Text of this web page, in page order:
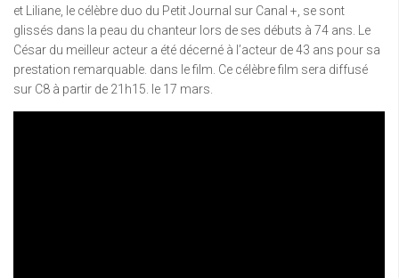
et Liliane, le célèbre duo du Petit Journal sur Canal +, se sont
glissés dans la peau du chanteur lors de ses débuts à 74 ans. Le
César du meilleur acteur a été décerné à l’acteur de 43 ans pour sa
prestation remarquable. dans le film. Ce célèbre film sera diffusé
sur C8 à partir de 21h15. le 17 mars.